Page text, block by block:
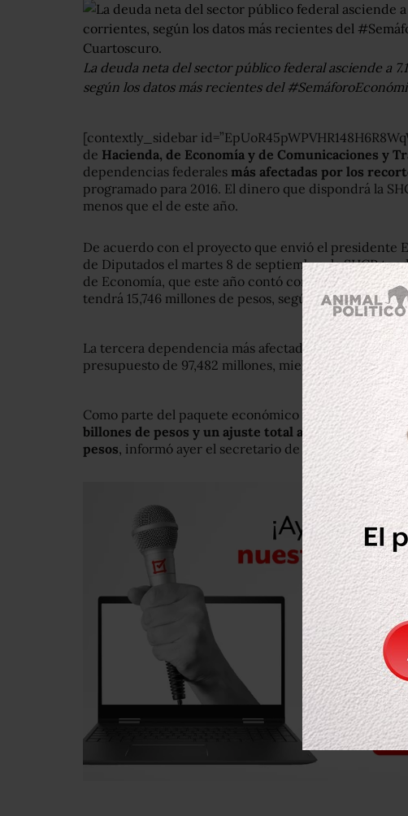
La deuda neta del sector público federal asciende a
según los datos más recientes del
[contextly_sidebar
de Hacienda, de Economía y de Comunicaciones y
dependencias federales más afectadas por los
programado para 2016. El dinero que dispondrá la
menos que el de este año.
De acuerdo con el proyecto que envió el presidente
de Diputados el martes 8 de septiembre, la SHCP
de Economía, que este año contó con 20,908 millones
tendrá 15,746 millones de pesos, según un reporte de
La tercera dependencia más afectada es la SCT, que
presupuesto de 97,482 millones, mientras que este
Como parte del paquete económico para 2016,se
billones de pesos y un ajuste total al gasto
pesos, informó ayer el secretario de Hacienda, Luis